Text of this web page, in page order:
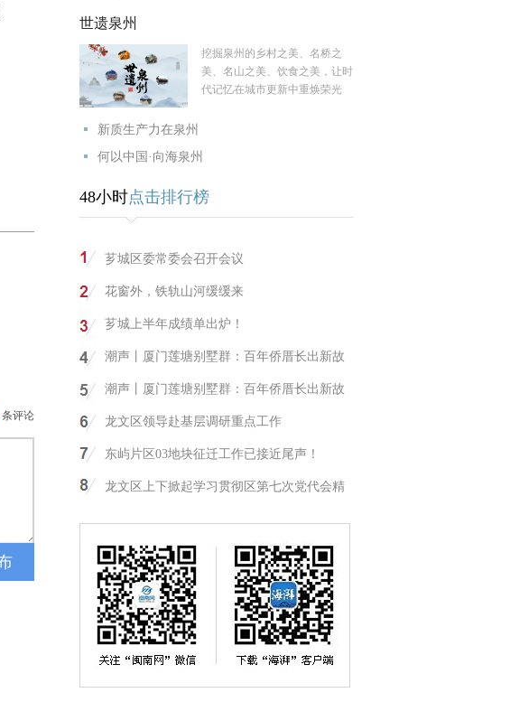
条评论
世遗泉州
挖掘泉州的乡村之美、名桥之
美、名山之美、饮食之美，让时
代记忆在城市更新中重焕荣光
新质生产力在泉州
何以中国·向海泉州
48小时点击排行榜
芗城区委常委会召开会议
花窗外，铁轨山河缓缓来
芗城上半年成绩单出炉！
潮声丨厦门莲塘别墅群：百年侨厝长出新故
潮声丨厦门莲塘别墅群：百年侨厝长出新故
龙文区领导赴基层调研重点工作
东屿片区03地块征迁工作已接近尾声！
龙文区上下掀起学习贯彻区第七次党代会精